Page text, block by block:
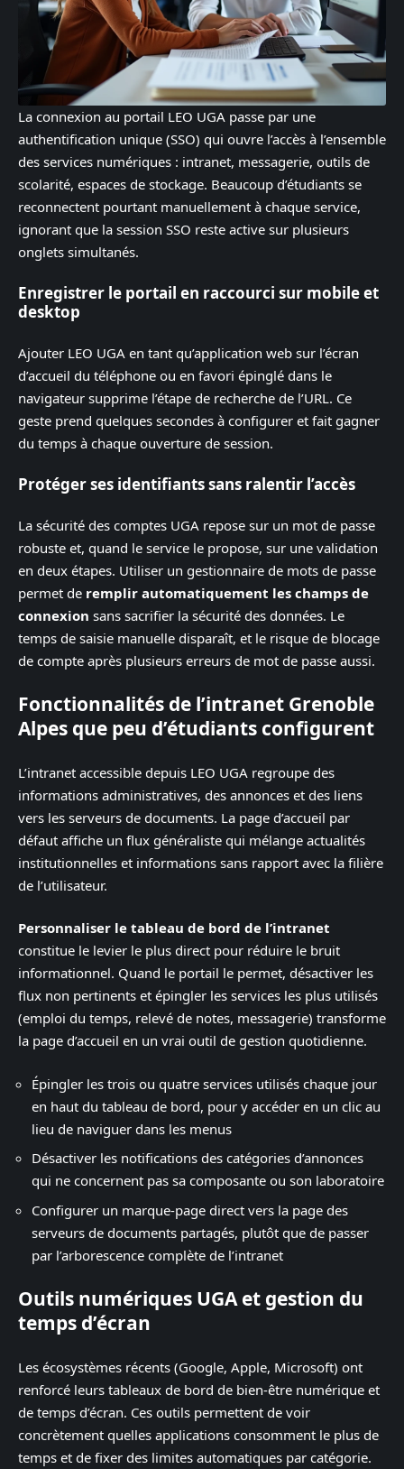
La connexion au portail LEO UGA passe par une
authentification unique (SSO) qui ouvre l’accès à l’ensemble
des services numériques : intranet, messagerie, outils de
scolarité, espaces de stockage. Beaucoup d’étudiants se
reconnectent pourtant manuellement à chaque service,
ignorant que la session SSO reste active sur plusieurs
onglets simultanés.
Enregistrer le portail en raccourci sur mobile et
desktop
Ajouter LEO UGA en tant qu’application web sur l’écran
d’accueil du téléphone ou en favori épinglé dans le
navigateur supprime l’étape de recherche de l’URL. Ce
geste prend quelques secondes à configurer et fait gagner
du temps à chaque ouverture de session.
Protéger ses identifiants sans ralentir l’accès
La sécurité des comptes UGA repose sur un mot de passe
robuste et, quand le service le propose, sur une validation
en deux étapes. Utiliser un gestionnaire de mots de passe
permet de remplir automatiquement les champs de
connexion sans sacrifier la sécurité des données. Le
temps de saisie manuelle disparaît, et le risque de blocage
de compte après plusieurs erreurs de mot de passe aussi.
Fonctionnalités de l’intranet Grenoble
Alpes que peu d’étudiants configurent
L’intranet accessible depuis LEO UGA regroupe des
informations administratives, des annonces et des liens
vers les serveurs de documents. La page d’accueil par
défaut affiche un flux généraliste qui mélange actualités
institutionnelles et informations sans rapport avec la filière
de l’utilisateur.
Personnaliser le tableau de bord de l’intranet
constitue le levier le plus direct pour réduire le bruit
informationnel. Quand le portail le permet, désactiver les
flux non pertinents et épingler les services les plus utilisés
(emploi du temps, relevé de notes, messagerie) transforme
la page d’accueil en un vrai outil de gestion quotidienne.
Épingler les trois ou quatre services utilisés chaque jour
en haut du tableau de bord, pour y accéder en un clic au
lieu de naviguer dans les menus
Désactiver les notifications des catégories d’annonces
qui ne concernent pas sa composante ou son laboratoire
Configurer un marque-page direct vers la page des
serveurs de documents partagés, plutôt que de passer
par l’arborescence complète de l’intranet
Outils numériques UGA et gestion du
temps d’écran
Les écosystèmes récents (Google, Apple, Microsoft) ont
renforcé leurs tableaux de bord de bien-être numérique et
de temps d’écran. Ces outils permettent de voir
concrètement quelles applications consomment le plus de
temps et de fixer des limites automatiques par catégorie.